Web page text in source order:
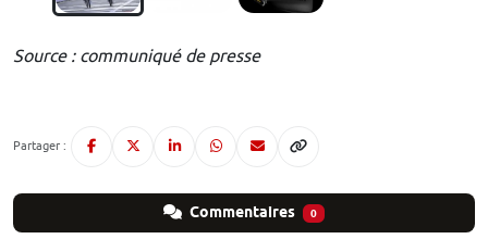
Source : communiqué de presse
Partager :
Commentaires 0